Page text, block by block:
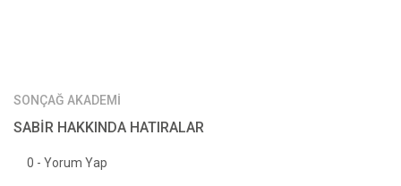
SONÇAĞ AKADEMİ
SABİR HAKKINDA HATIRALAR
0 - Yorum Yap